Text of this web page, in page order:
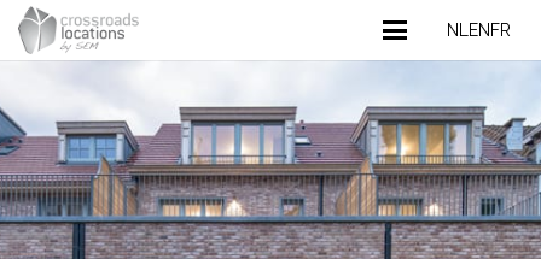
NL EN FR